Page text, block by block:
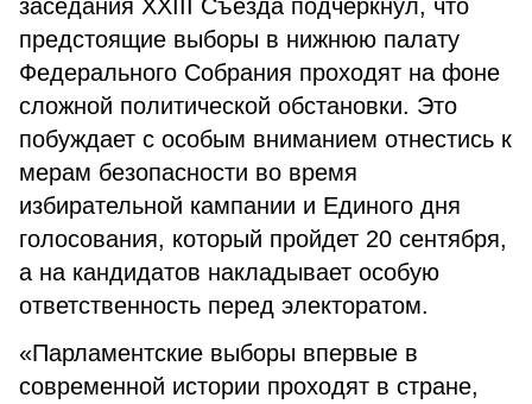
заседания XXIII Съезда подчеркнул, что
предстоящие выборы в нижнюю палату
Федерального Собрания проходят на фоне
сложной политической обстановки. Это
побуждает с особым вниманием отнестись к
мерам безопасности во время
избирательной кампании и Единого дня
голосования, который пройдет 20 сентября,
а на кандидатов накладывает особую
ответственность перед электоратом.
«Парламентские выборы впервые в
современной истории проходят в стране,